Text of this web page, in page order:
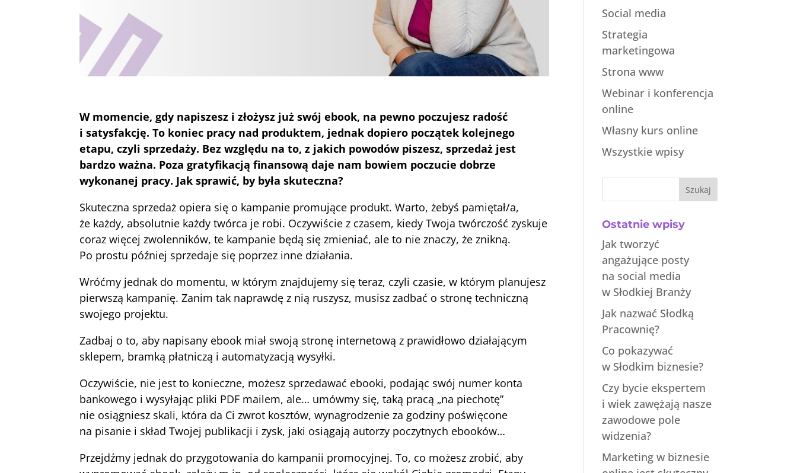
W momencie, gdy napiszesz i złożysz już swój ebook, na pewno poczujesz radość
i satysfakcję. To koniec pracy nad produktem, jednak dopiero początek kolejnego
etapu, czyli sprzedaży. Bez względu na to, z jakich powodów piszesz, sprzedaż jest
bardzo ważna. Poza gratyfikacją finansową daje nam bowiem poczucie dobrze
wykonanej pracy. Jak sprawić, by była skuteczna?
Skuteczna sprzedaż opiera się o kampanie promujące produkt. Warto, żebyś pamiętał/a,
że każdy, absolutnie każdy twórca je robi. Oczywiście z czasem, kiedy Twoja twórczość zyskuje
coraz więcej zwolenników, te kampanie będą się zmieniać, ale to nie znaczy, że znikną.
Po prostu później sprzedaje się poprzez inne działania.
Wróćmy jednak do momentu, w którym znajdujemy się teraz, czyli czasie, w którym planujesz
pierwszą kampanię. Zanim tak naprawdę z nią ruszysz, musisz zadbać o stronę techniczną
swojego projektu.
Zadbaj o to, aby napisany ebook miał swoją stronę internetową z prawidłowo działającym
sklepem, bramką płatniczą i automatyzacją wysyłki.
Oczywiście, nie jest to konieczne, możesz sprzedawać ebooki, podając swój numer konta
bankowego i wysyłając pliki PDF mailem, ale… umówmy się, taką pracą „na piechotę”
nie osiągniesz skali, która da Ci zwrot kosztów, wynagrodzenie za godziny poświęcone
na pisanie i skład Twojej publikacji i zysk, jaki osiągają autorzy poczytnych ebooków…
Przejdźmy jednak do przygotowania do kampanii promocyjnej. To, co możesz zrobić, aby
Social media
Strategia
marketingowa
Strona www
Webinar i konferencja
online
Własny kurs online
Wszystkie wpisy
Szukaj
Ostatnie wpisy
Jak tworzyć
angażujące posty
na social media
w Słodkiej Branży
Jak nazwać Słodką
Pracownię?
Co pokazywać
w Słodkim biznesie?
Czy bycie ekspertem
i wiek zawężają nasze
zawodowe pole
widzenia?
Marketing w biznesie